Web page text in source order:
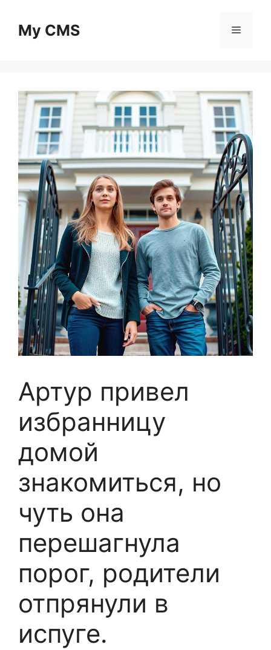
contentMy CMS Menu
Артур привел
избранницу
домой
знакомиться, но
чуть она
перешагнула
порог, родители
отпрянули в
испуге.